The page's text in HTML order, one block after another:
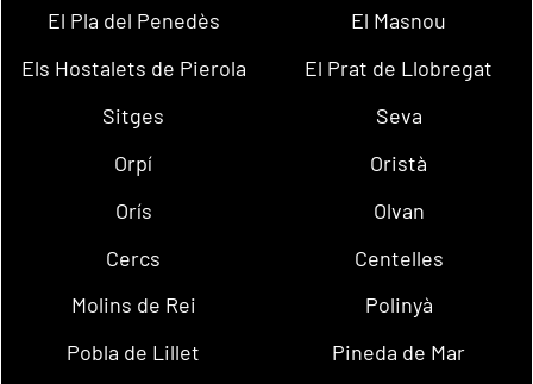
El Pla del Penedès
El Masnou
Els Hostalets de Pierola
El Prat de Llobregat
Sitges
Seva
Orpí
Oristà
Orís
Olvan
Cercs
Centelles
Molins de Rei
Polinyà
Pobla de Lillet
Pineda de Mar